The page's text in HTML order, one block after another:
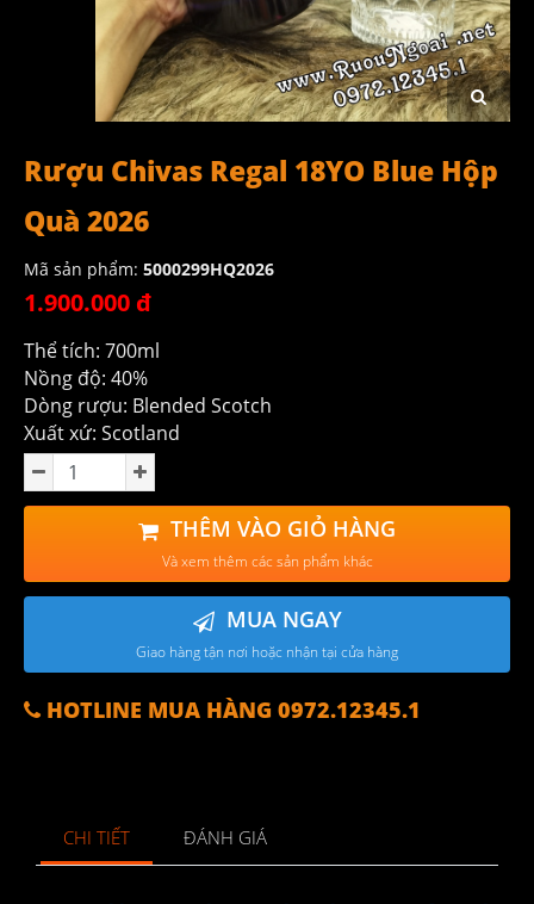
Rượu Chivas Regal 18YO Blue Hộp
Quà 2026
Mã sản phẩm: 5000299HQ2026
1.900.000 đ
Thể tích: 700ml
Nồng độ: 40%
Dòng rượu: Blended Scotch
Xuất xứ: Scotland
THÊM VÀO GIỎ HÀNG
Và xem thêm các sản phẩm khác
MUA NGAY
Giao hàng tận nơi hoặc nhận tại cửa hàng
HOTLINE MUA HÀNG 0972.12345.1
CHI TIẾT ĐÁNH GIÁ